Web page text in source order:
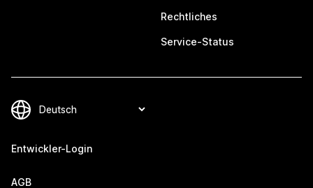
Rechtliches
Service-Status
Entwickler-Login
AGB